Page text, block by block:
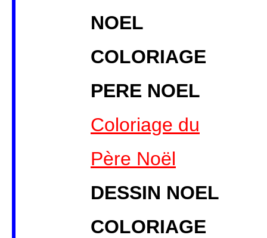
NOEL
COLORIAGE
PERE NOEL
Coloriage du
Père Noël
DESSIN NOEL
COLORIAGE